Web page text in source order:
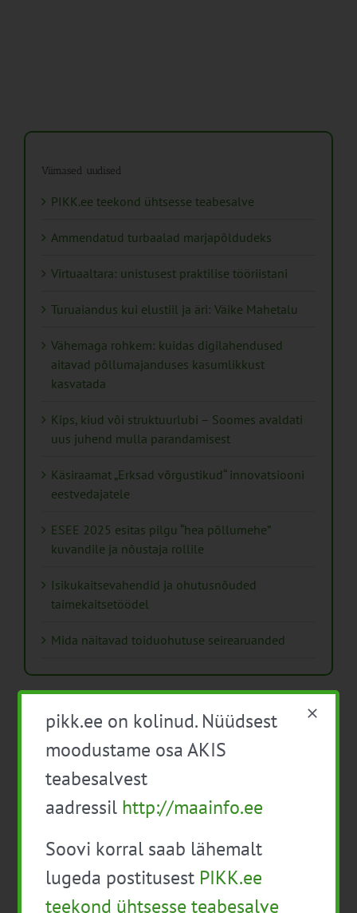
Viimased uudised
PIKK.ee teekond ühtsesse teabesalve
Ammendatud turbaalad marjapõldudeks
Virtuaaltara: unistusest praktilise tööriistani
Turuaiandus kui elustiil ja äri: Väike Mahetalu
Vähemaga rohkem: kuidas digilahendused
aitavad põllumajanduses kasumlikkust
kasvatada
Kips, kiud või struktuurlubi – Soomes avaldati
uus juhend mulla parandamisest
Käsiraamat „Erksad võrgustikud“ innovatsiooni
eestvedajatele
ESEE 2025 esitas pilgu “hea põllumehe”
kuvandile ja nõustaja rollile
Isikukaitsevahendid ja ohutusnõuded
taimekaitsetöödel
Mida näitavad toiduohutuse seirearuanded
Arhiiv
Arhiiv
Pikk.ee uudiskirjaga liitumine.
pikk.ee on kolinud. Nüüdsest
moodustame osa AKIS
teabesalvest
aadressil http://maainfo.ee
Soovi korral saab lähemalt
lugeda postitusest PIKK.ee
teekond ühtsesse teabesalve